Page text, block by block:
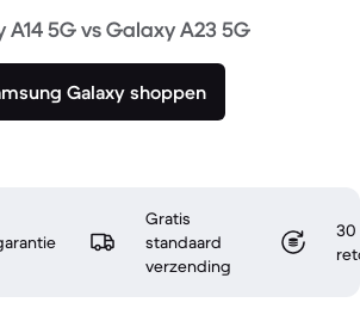
A14 5G vs Galaxy A23 5G
Galaxy shoppen
Gratis
standaard
verzending
30